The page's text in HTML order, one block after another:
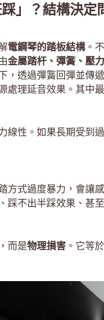
」？結構決定
電鋼琴的踏板結構。
金屬踏杆、彈簧、壓
，透過彈簧回彈並傳
處理延音效果。其中
線性。如果長期受到
方式過度暴力，會讓
踩不出半踩效果、甚
而是物理損害 。它等